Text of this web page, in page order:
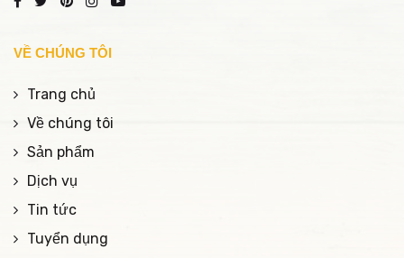
VỀ CHÚNG TÔI
Trang chủ
Về chúng tôi
Sản phẩm
Dịch vụ
Tin tức
Tuyển dụng